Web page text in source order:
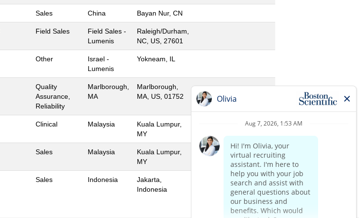
Sales China Bayan Nur, CN
Field Sales
Field Sales -
Lumenis
Raleigh/Durham,
NC, US, 27601
Other
Israel -
Lumenis
Yokneam, IL
Quality
Assurance,
Reliability
Marlborough,
MA
Marlborough,
MA, US, 01752
Clinical Malaysia
Kuala Lumpur,
MY
Sales Malaysia
Kuala Lumpur,
MY
Sales Indonesia
Jakarta,
Indonesia